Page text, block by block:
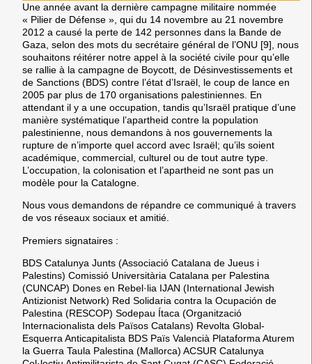
Une année avant la dernière campagne militaire nommée
« Pilier de Défense », qui du 14 novembre au 21 novembre
2012 a causé la perte de 142 personnes dans la Bande de
Gaza, selon des mots du secrétaire général de l’ONU [9], nous
souhaitons réitérer notre appel à la société civile pour qu’elle
se rallie à la campagne de Boycott, de Désinvestissements et
de Sanctions (BDS) contre l’état d’Israël, le coup de lance en
2005 par plus de 170 organisations palestiniennes. En
attendant il y a une occupation, tandis qu’Israël pratique d’une
manière systématique l’apartheid contre la population
palestinienne, nous demandons à nos gouvernements la
rupture de n’importe quel accord avec Israël; qu’ils soient
académique, commercial, culturel ou de tout autre type.
L’occupation, la colonisation et l’apartheid ne sont pas un
modèle pour la Catalogne.
Nous vous demandons de répandre ce communiqué à travers
de vos réseaux sociaux et amitié.
Premiers signataires :
BDS Catalunya Junts (Associació Catalana de Jueus i
Palestins) Comissió Universitària Catalana per Palestina
(CUNCAP) Dones en Rebel·lia IJAN (International Jewish
Antizionist Network) Red Solidaria contra la Ocupación de
Palestina (RESCOP) Sodepau Ítaca (Organització
Internacionalista dels Països Catalans) Revolta Global-
Esquerra Anticapitalista BDS Païs Valencià Plataforma Aturem
la Guerra Taula Palestina (Mallorca) ACSUR Catalunya